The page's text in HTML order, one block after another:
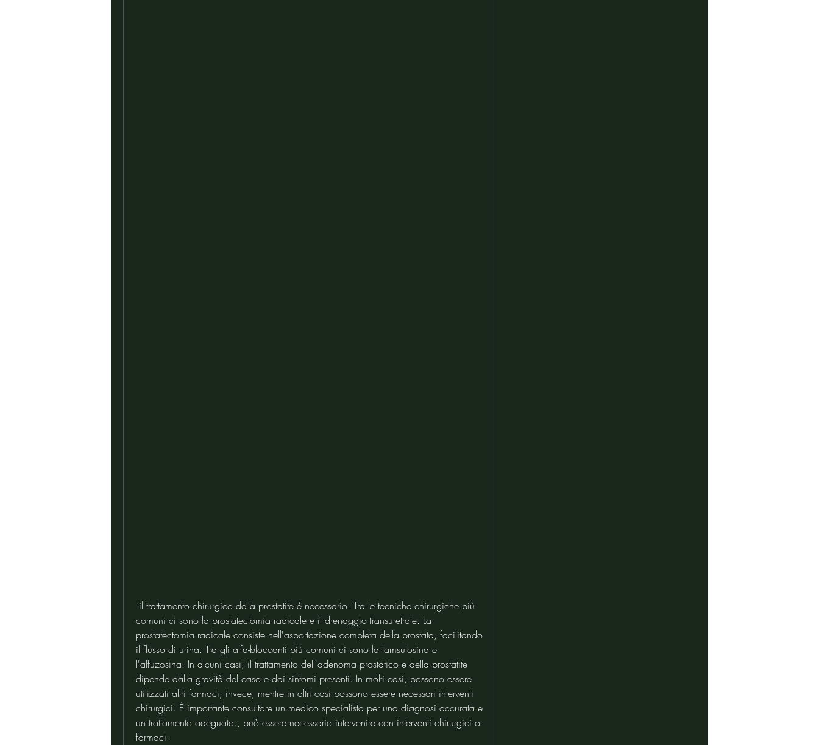
comuni ci sono la prostatectomia radicale e il drenaggio transuretrale. La
prostatectomia radicale consiste nell'asportazione completa della prostata, facilitando
il flusso di urina. Tra gli alfa-bloccanti più comuni ci sono la tamsulosina e
l'alfuzosina. In alcuni casi, il trattamento dell'adenoma prostatico e della prostatite
dipende dalla gravità del caso e dai sintomi presenti. In molti casi, possono essere
utilizzati altri farmaci, invece, mentre in altri casi possono essere necessari interventi
chirurgici. È importante consultare un medico specialista per una diagnosi accurata e
un trattamento adeguato., può essere necessario intervenire con interventi chirurgici o
farmaci.